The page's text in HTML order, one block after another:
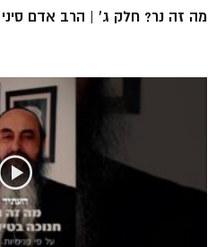
מה זה נר? חלק ג’ | הרב אדם סיני